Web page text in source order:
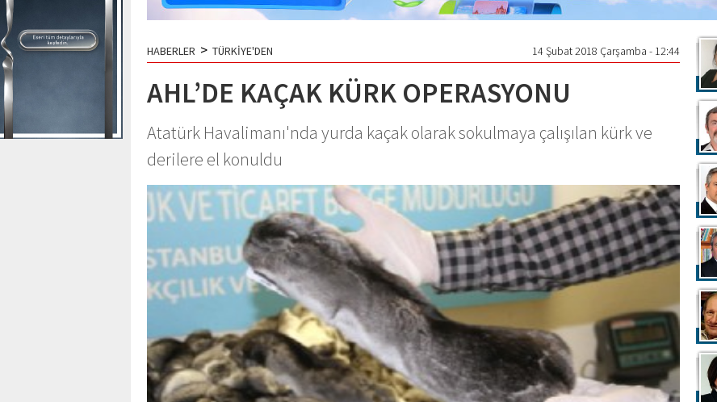
HABERLER > TÜRKİYE'DEN 14 Şubat 2018 Çarşamba - 12:44
AHL’DE KAÇAK KÜRK OPERASYONU
Atatürk Havalimanı'nda yurda kaçak olarak sokulmaya çalışılan kürk ve
derilere el konuldu